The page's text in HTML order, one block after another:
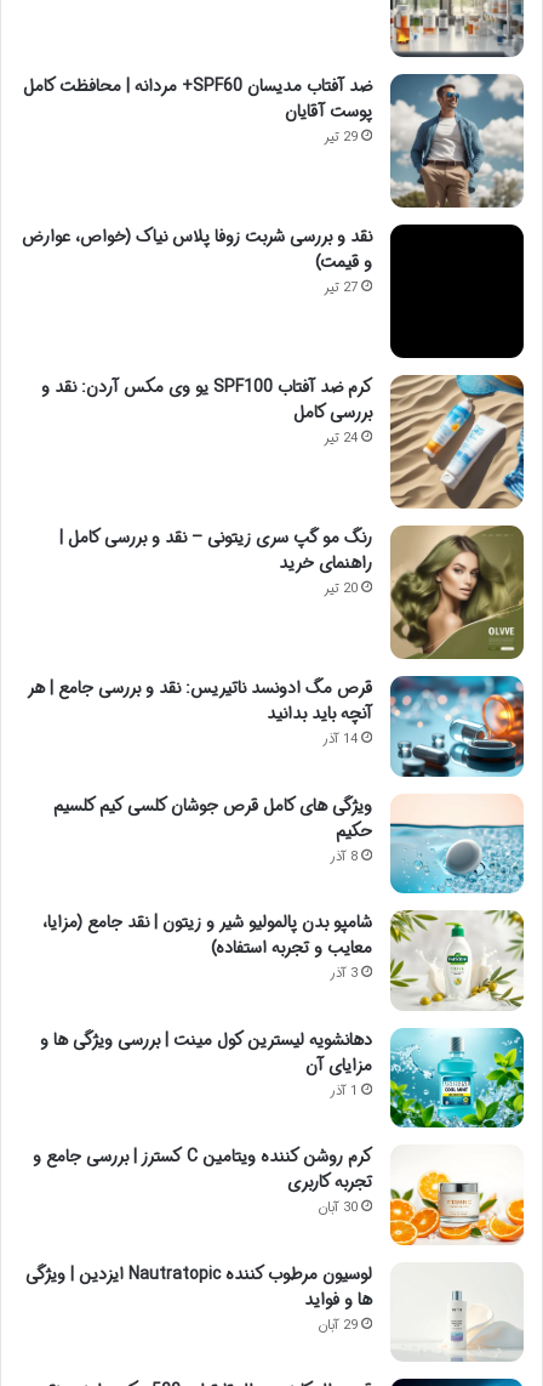
ضد آفتاب مدیسان SPF60+ مردانه | محافظت کامل
پوست آقایان
29 تیر
نقد و بررسی شربت زوفا پلاس نیاک (خواص، عوارض
و قیمت)
27 تیر
کرم ضد آفتاب SPF100 یو وی مکس آردن: نقد و
بررسی کامل
24 تیر
رنگ مو گپ سری زیتونی – نقد و بررسی کامل |
راهنمای خرید
20 تیر
قرص مگ ادونسد ناتیریس: نقد و بررسی جامع | هر
آنچه باید بدانید
14 آذر
ویژگی های کامل قرص جوشان کلسی کیم کلسیم
حکیم
8 آذر
شامپو بدن پالمولیو شیر و زیتون | نقد جامع (مزایا،
معایب و تجربه استفاده)
3 آذر
دهانشویه لیسترین کول مینت | بررسی ویژگی ها و
مزایای آن
1 آذر
کرم روشن کننده ویتامین C کسترز | بررسی جامع و
تجربه کاربری
30 آبان
لوسیون مرطوب کننده Nautratopic ایزدین | ویژگی
ها و فواید
29 آبان